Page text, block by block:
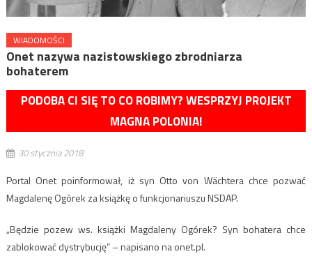
WIADOMOŚCI
Onet nazywa nazistowskiego zbrodniarza
bohaterem
PODOBA CI SIĘ TO CO ROBIMY? WESPRZYJ PROJEKT
MAGNA POLONIA!
30 stycznia 2018
Portal Onet poinformował, iż syn Otto von Wächtera chce pozwać
Magdalenę Ogórek za książkę o funkcjonariuszu NSDAP.
„Będzie pozew ws. książki Magdaleny Ogórek? Syn bohatera chce
zablokować dystrybucję” – napisano na onet.pl.